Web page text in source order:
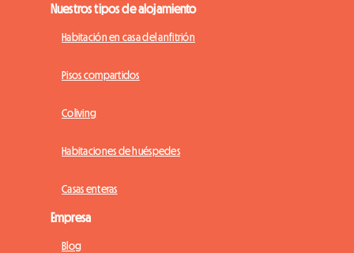
Nuestros tipos de alojamiento
Habitación en casa del anfitrión
Pisos compartidos
Coliving
Habitaciones de huéspedes
Casas enteras
Empresa
Blog